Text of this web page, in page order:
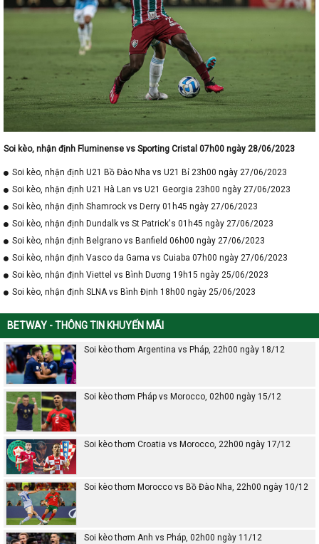
Soi kèo, nhận định Fluminense vs Sporting Cristal 07h00 ngày 28/06/2023
Soi kèo, nhận định U21 Bồ Đào Nha vs U21 Bỉ 23h00 ngày 27/06/2023
Soi kèo, nhận định U21 Hà Lan vs U21 Georgia 23h00 ngày 27/06/2023
Soi kèo, nhận định Shamrock vs Derry 01h45 ngày 27/06/2023
Soi kèo, nhận định Dundalk vs St Patrick's 01h45 ngày 27/06/2023
Soi kèo, nhận định Belgrano vs Banfield 06h00 ngày 27/06/2023
Soi kèo, nhận định Vasco da Gama vs Cuiaba 07h00 ngày 27/06/2023
Soi kèo, nhận định Viettel vs Bình Dương 19h15 ngày 25/06/2023
Soi kèo, nhận định SLNA vs Bình Định 18h00 ngày 25/06/2023
BETWAY - THÔNG TIN KHUYẾN MÃI
Soi kèo thơm Argentina vs Pháp, 22h00 ngày 18/12
Soi kèo thơm Pháp vs Morocco, 02h00 ngày 15/12
Soi kèo thơm Croatia vs Morocco, 22h00 ngày 17/12
Soi kèo thơm Morocco vs Bồ Đào Nha, 22h00 ngày 10/12
Soi kèo thơm Anh vs Pháp, 02h00 ngày 11/12